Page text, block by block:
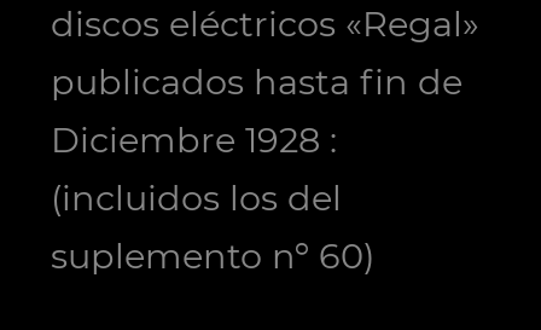
discos eléctricos «Regal»
publicados hasta fin de
Diciembre 1928 :
(incluidos los del
suplemento nº 60)